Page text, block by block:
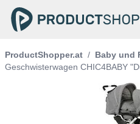
ProductShopper.at / Baby und
Geschwisterwagen CHIC4BABY